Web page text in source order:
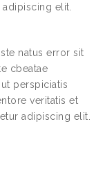
elit.
natus error sit
cbeatae
perspiciatis
veritatis et
adipiscing elit.